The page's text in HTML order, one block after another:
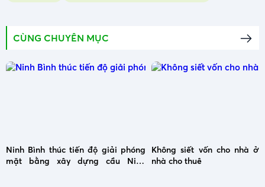
CÙNG CHUYÊN MỤC
Ninh Bình thúc tiến độ giải phóng
mặt bằng xây dựng cầu Ninh
Không siết vốn cho nhà ở
nhà cho thuê